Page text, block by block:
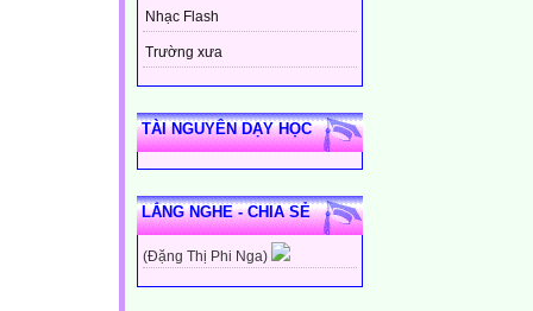
Nhạc Flash
Trường xưa
TÀI NGUYÊN DẠY HỌC
LẮNG NGHE - CHIA SẺ
(Đặng Thị Phi Nga)